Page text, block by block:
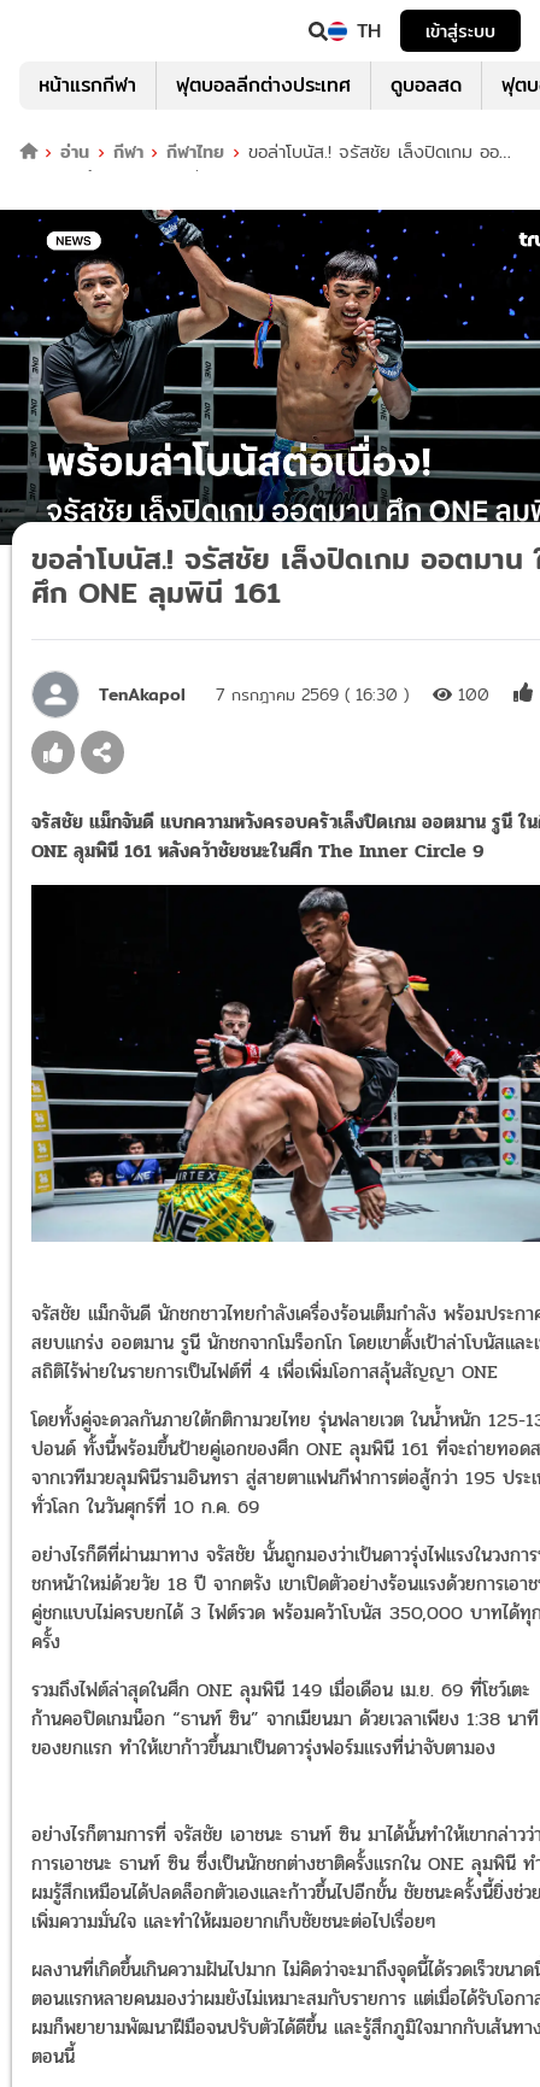
TH เข้าสู่ระบบ
หน้าแรกกีฬา ฟุตบอลลีกต่างประเทศ ดูบอลสด ฟุต
อ่าน กีฬา กีฬาไทย
ขอล่าโบนัส.! จรัสชัย เล็งปิดเกม ออ
ตมาน ในศึก ONE ลุมพินี 161
ขอล่าโบนัส.! จรัสชัย เล็งปิดเกม ออตมาน
ศึก ONE ลุมพินี 161
TenAkapol 7 กรกฎาคม 2569 ( 16:30 ) 100
จรัสชัย แม็กจันดี แบกความหวังครอบครัวเล็งปิดเกม ออตมาน รูนี ใ
ONE ลุมพินี 161 หลังคว้าชัยชนะในศึก The Inner Circle 9
จรัสชัย แม็กจันดี นักชกชาวไทยกำลังเครื่องร้อนเต็มกำลัง พร้อมประก
สยบแกร่ง ออตมาน รูนี นักชกจากโมร็อกโก โดยเขาตั้งเป้าล่าโบนัสและ
สถิติไร้พ่ายในรายการเป็นไฟต์ที่ 4 เพื่อเพิ่มโอกาสลุ้นสัญญา ONE
โดยทั้งคู่จะดวลกันภายใต้กติกามวยไทย รุ่นฟลายเวต ในน้ำหนัก 125-
ปอนด์ ทั้งนี้พร้อมขึ้นป้ายคู่เอกของศึก ONE ลุมพินี 161 ที่จะถ่ายทอด
จากเวทีมวยลุมพินีรามอินทรา สู่สายตาแฟนกีฬาการต่อสู้กว่า 195 ประ
ทั่วโลก ในวันศุกร์ที่ 10 ก.ค. 69
อย่างไรก็ดีที่ผ่านมาทาง จรัสชัย นั้นถูกมองว่าเป้นดาวรุ่งไฟแรงในวงกา
ชกหน้าใหม่ด้วยวัย 18 ปี จากตรัง เขาเปิดตัวอย่างร้อนแรงด้วยการเอา
คู่ชกแบบไม่ครบยกได้ 3 ไฟต์รวด พร้อมคว้าโบนัส 350,000 บาทได้ทุ
ครั้ง
รวมถึงไฟต์ล่าสุดในศึก ONE ลุมพินี 149 เมื่อเดือน เม.ย. 69 ที่โชว์เตะ
ก้านคอปิดเกมน็อก “ธานท์ ซิน” จากเมียนมา ด้วยเวลาเพียง 1:38 นาที
ของยกแรก ทำให้เขาก้าวขึ้นมาเป็นดาวรุ่งฟอร์มแรงที่น่าจับตามอง
อย่างไรก็ตามการที่ จรัสชัย เอาชนะ ธานท์ ซิน มาได้นั้นทำให้เขากล่าวว่
การเอาชนะ ธานท์ ซิน ซึ่งเป็นนักชกต่างชาติครั้งแรกใน ONE ลุมพินี ท
ผมรู้สึกเหมือนได้ปลดล็อกตัวเองและก้าวขึ้นไปอีกขั้น ชัยชนะครั้งนี้ยิ่งช่ว
เพิ่มความมั่นใจ และทำให้ผมอยากเก็บชัยชนะต่อไปเรื่อยๆ
ผลงานที่เกิดขึ้นเกินความฝันไปมาก ไม่คิดว่าจะมาถึงจุดนี้ได้รวดเร็วขนา
ตอนแรกหลายคนมองว่าผมยังไม่เหมาะสมกับรายการ แต่เมื่อได้รับโอก
ผมก็พยายามพัฒนาฝีมือจนปรับตัวได้ดีขึ้น และรู้สึกภูมิใจมากกับเส้นทา
ตอนนี้